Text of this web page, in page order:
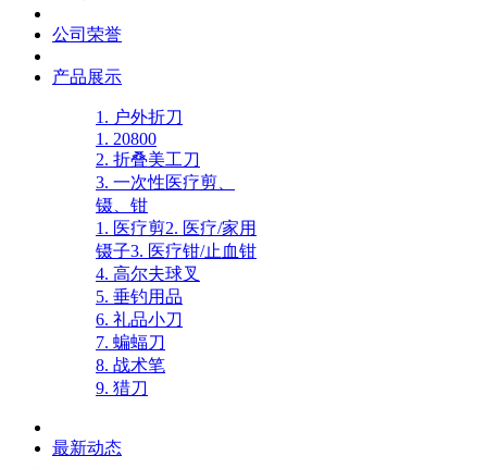
公司荣誉
产品展示
1. 户外折刀
1. 20800
2. 折叠美工刀
3. 一次性医疗剪、
镊、钳
1. 医疗剪2. 医疗/家用
镊子3. 医疗钳/止血钳
4. 高尔夫球叉
5. 垂钓用品
6. 礼品小刀
7. 蝙蝠刀
8. 战术笔
9. 猎刀
最新动态